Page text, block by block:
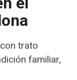
trato
familiar,